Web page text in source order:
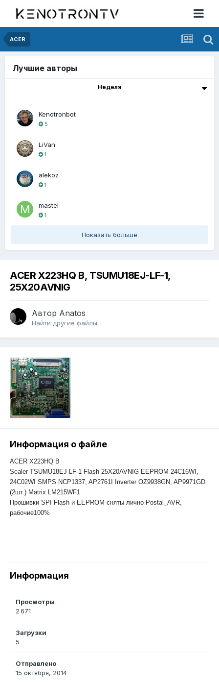
ACER
Лучшие авторы
Неделя
Kenotronbot
5
LiVan
1
alekoz
1
mastel
1
Показать больше
ACER X223HQ B, TSUMU18EJ-LF-1,
25X20AVNIG
Автор Anatos
Найти другие файлы
Информация о файле
ACER X223HQ B
Scaler TSUMU18EJ-LF-1 Flash 25X20AVNIG EEPROM 24C16WI,
24C02WI SMPS NCP1337, AP2761I Inverter OZ9938GN, AP9971GD
(2шт.) Matrix LM215WF1
Прошивки SPI Flash и EEPROM сняты лично Postal_AVR,
рабочие100%
Информация
Просмотры
2 671
Загрузки
5
Отправлено
15 октября, 2014